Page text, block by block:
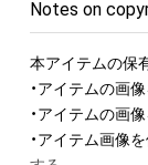
Notes on
本アイテムの保
・アイテムの画
・アイテムの画
・アイテム画像